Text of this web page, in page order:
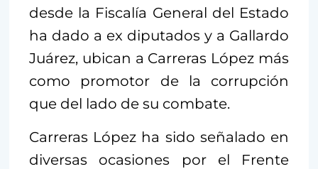
desde la Fiscalía General del Estado
ha dado a ex diputados y a Gallardo
Juárez, ubican a Carreras López más
como promotor de la corrupción
que del lado de su combate.
Carreras López ha sido señalado en
diversas ocasiones por el Frente